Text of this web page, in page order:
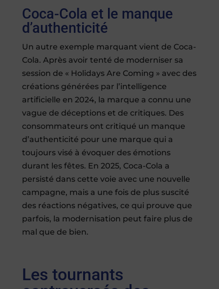
Coca-Cola et le manque
d’authenticité
Un autre exemple marquant vient de Coca-
Cola. Après avoir tenté de moderniser sa
session de « Holidays Are Coming » avec des
créations générées par l’intelligence
artificielle en 2024, la marque a connu une
vague de déceptions et de critiques. Des
consommateurs ont critiqué un manque
d’authenticité pour une marque qui a
toujours visé à évoquer des émotions
durant les fêtes. En 2025, Coca-Cola a
persisté dans cette voie avec une nouvelle
campagne, mais a une fois de plus suscité
des réactions négatives, ce qui prouve que
parfois, la modernisation peut faire plus de
mal que de bien.
Les tournants